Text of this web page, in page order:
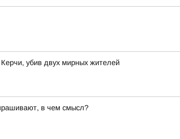
убив двух мирных жителей
в чем смысл?